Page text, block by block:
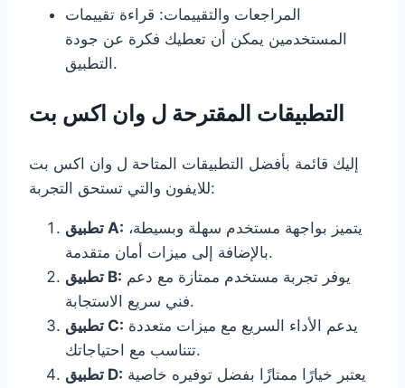
المراجعات والتقييمات: قراءة تقييمات
المستخدمين يمكن أن تعطيك فكرة عن جودة
التطبيق.
التطبيقات المقترحة ل وان اكس بت
إليك قائمة بأفضل التطبيقات المتاحة ل وان اكس بت
للايفون والتي تستحق التجربة:
تطبيق A:
بالإضافة إلى ميزات أمان متقدمة.
تطبيق B:
فني سريع الاستجابة.
تطبيق C:
تتناسب مع احتياجاتك.
تطبيق D: